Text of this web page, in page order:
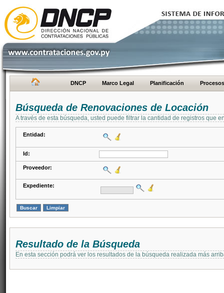
DNCP Marco Legal Planificación Procesos
Búsqueda de Renovaciones de Locación
A través de esta búsqueda, usted puede filtrar la cantidad de registros que
Entidad:
Id:
Proveedor:
Expediente:
Resultado de la Búsqueda
En esta sección podrá ver los resultados de la búsqueda realizada más